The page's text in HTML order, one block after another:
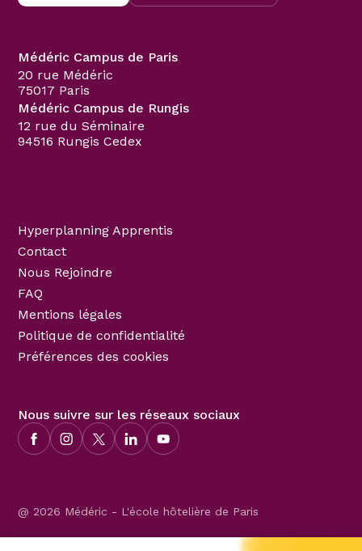
Médéric Campus de Paris
20 rue Médéric
75017 Paris
Médéric Campus de Rungis
12 rue du Séminaire
94516 Rungis Cedex
Hyperplanning Apprentis
Contact
Nous Rejoindre
FAQ
Mentions légales
Politique de confidentialité
Préférences des cookies
Nous suivre sur les réseaux sociaux
@ 2026 Médéric - L'école hôtelière de Paris